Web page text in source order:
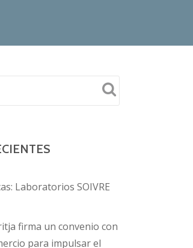
Laboratorios SOIVRE
firma un convenio con
para impulsar el